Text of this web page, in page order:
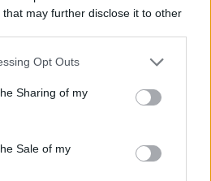
that may further disclose it to other
Opt Outs
Sharing of my
Sale of my
im Stundenhotel von
überrascht. Hadrian,
Josef haben
eines im Sinn: Ein
Positives Gutachten
der Nordautobahn.
Bei einer Einladung